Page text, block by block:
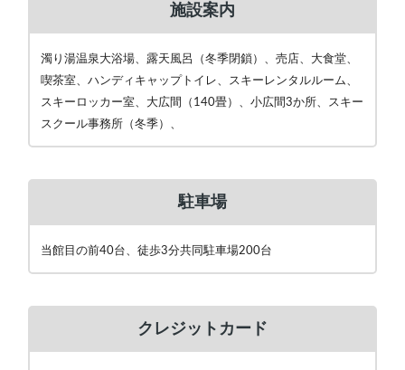
施設案内
濁り湯温泉大浴場、露天風呂（冬季閉鎖）、売店、大食堂、
喫茶室、ハンディキャップトイレ、スキーレンタルルーム、
スキーロッカー室、大広間（140畳）、小広間3か所、スキー
スクール事務所（冬季）、
駐車場
当館目の前40台、徒歩3分共同駐車場200台
クレジットカード